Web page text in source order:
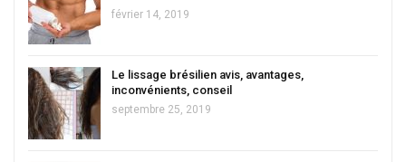
février 14, 2019
Le lissage brésilien avis, avantages,
inconvénients, conseil
septembre 25, 2019